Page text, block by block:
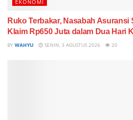
EKONOMI
Ruko Terbakar, Nasabah Asuransi
Klaim Rp650 Juta dalam Dua Hari
BY WAHYU SENIN, 3 AGUSTUS 2026 20